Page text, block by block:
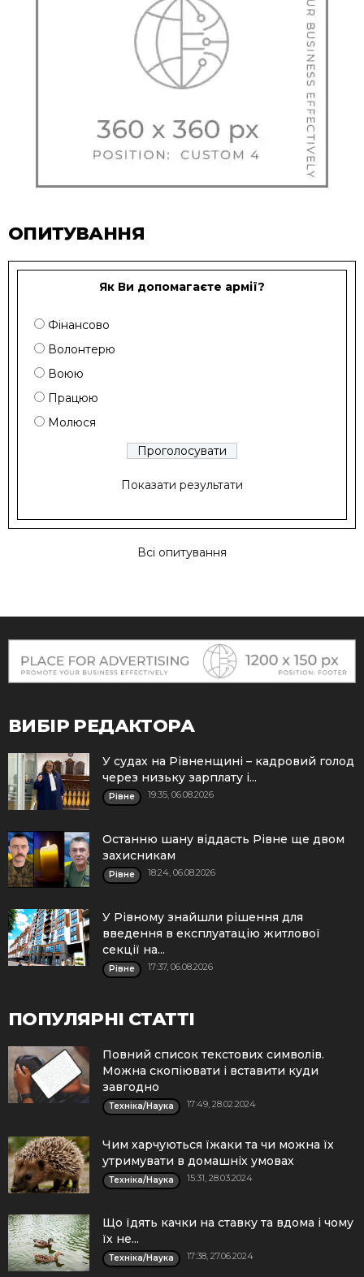
ОПИТУВАННЯ
Як Ви допомагаєте армії?
Фінансово
Волонтерю
Воюю
Працюю
Молюся
Показати результати
Всі опитування
ВИБІР РЕДАКТОРА
У судах на Рівненщині – кадровий голод
через низьку зарплату і...
Рівне 19:35, 06.08.2026
Останню шану віддасть Рівне ще двом
захисникам
Рівне 18:24, 06.08.2026
У Рівному знайшли рішення для
введення в експлуатацію житлової
секції на...
Рівне 17:37, 06.08.2026
ПОПУЛЯРНІ СТАТТІ
Повний список текстових символів.
Можна скопіювати і вставити куди
завгодно
Техніка/Наука 17:49, 28.02.2024
Чим харчуються їжаки та чи можна їх
утримувати в домашніх умовах
Техніка/Наука 15:31, 28.03.2024
Що їдять качки на ставку та вдома і чому
їх не...
Техніка/Наука 17:38, 27.06.2024